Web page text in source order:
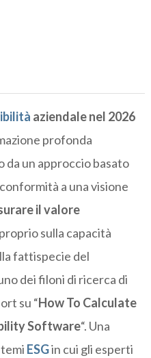
aziendale nel 2026
profonda
da un approccio basato
a una visione
il valore
sulla capacità
fattispecie del
dei filoni di ricerca di
su “How To Calculate
Software“. Una
ESGin cui gli esperti